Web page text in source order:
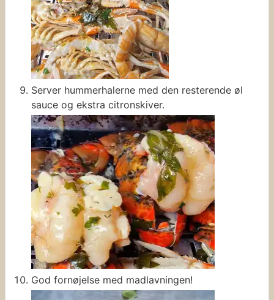
Server hummerhalerne med den resterende øl
sauce og ekstra citronskiver.
God fornøjelse med madlavningen!